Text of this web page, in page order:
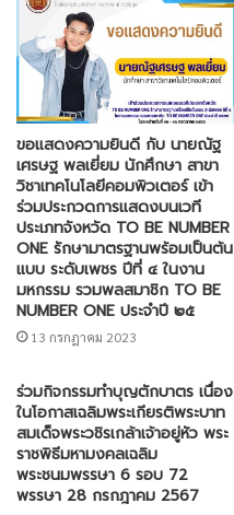
ขอแสดงความยินดี กับ นายณัฐ
เศรษฐ พลเยี่ยม นักศึกษา สาขา
วิชาเทคโนโลยีคอมพิวเตอร์ เข้า
ร่วมประกวดการแสดงบนเวที
ประเภทจังหวัด TO BE NUMBER
ONE รักษามาตรฐานพร้อมเป็นต้น
แบบ ระดับเพชร ปีที่ ๔ ในงาน
มหกรรม รวมพลสมาชิก TO BE
NUMBER ONE ประจำปี ๒๕
13 กรกฎาคม 2023
ร่วมกิจกรรมทำบุญตักบาตร เนื่อง
ในโอกาสเฉลิมพระเกียรติพระบาท
สมเด็จพระวชิรเกล้าเจ้าอยู่หัว พระ
ราชพิธีมหามงคลเฉลิม
พระชนมพรรษา 6 รอบ 72
พรรษา 28 กรกฎาคม 2567